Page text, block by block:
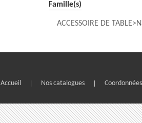
Famille(s)
ACCESSOIRE DE TABLE
Accueil Nos catalogues